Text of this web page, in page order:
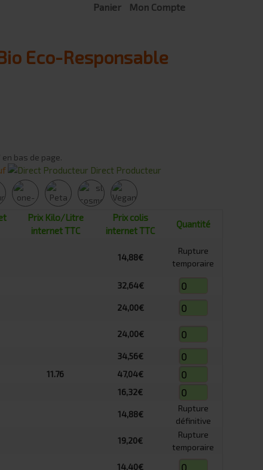
Panier Mon Compte
Eco-Responsable
bas de page.
Direct Producteur
Prix Kilo/Litre
internet TTC
Prix colis
internet TTC
Quantité
14,88€
Rupture
temporaire
32,64€
24,00€
24,00€
34,56€
11.76
47,04€
16,32€
14,88€
Rupture
définitive
19,20€
Rupture
temporaire
14,40€